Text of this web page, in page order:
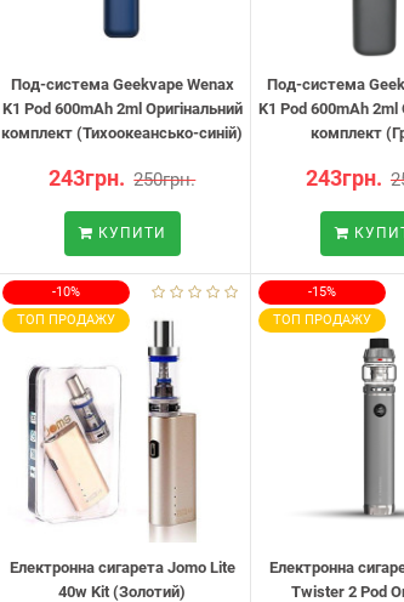
Под-система Geekvape Wenax
K1 Pod 600mAh 2ml Оригінальний
комплект (Тихоокеансько-синій)
243грн. 250грн.
КУПИТИ
Под-система
K1 Pod 600mAh 2ml
комплект
243грн.
-10%
ТОП ПРОДАЖУ
Електронна сигарета Jomo Lite
40w Kit (Золотий)
-15%
ТОП ПРОДАЖУ
Електронна
Twister 2 Pod